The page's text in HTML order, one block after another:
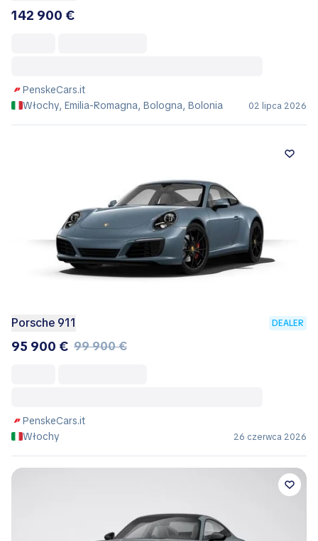
142 900 €
PenskeCars.it
Włochy, Emilia-Romagna, Bologna, Bolonia
02 lipca 2026
Porsche 911 DEALER
95 900 € 99 900 €
PenskeCars.it
Włochy
26 czerwca 2026